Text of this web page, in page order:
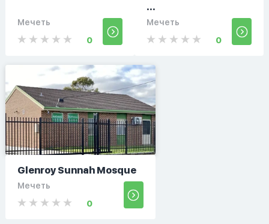
Мечеть
0
...
Мечеть
0
Glenroy Sunnah Mosque
Мечеть
0